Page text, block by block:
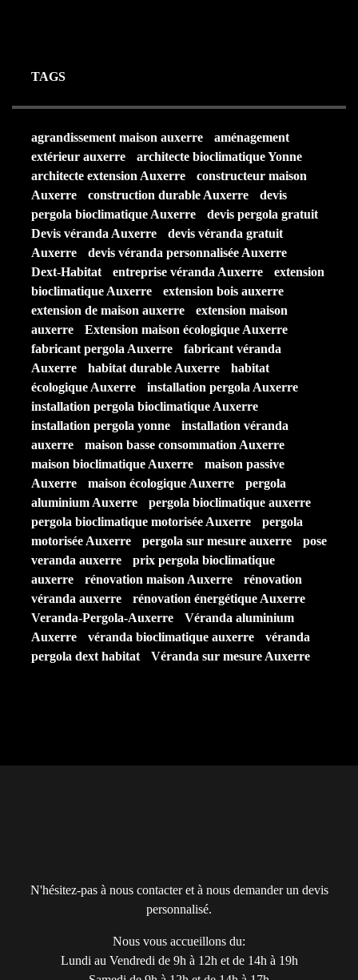
TAGS
agrandissement maison auxerre
aménagement
extérieur auxerre
architecte bioclimatique Yonne
architecte extension Auxerre
constructeur maison
Auxerre
construction durable Auxerre
devis
pergola bioclimatique Auxerre
devis pergola gratuit
Devis véranda Auxerre
devis véranda gratuit
Auxerre
devis véranda personnalisée Auxerre
Dext-Habitat
entreprise véranda Auxerre
extension
bioclimatique Auxerre
extension bois auxerre
extension de maison auxerre
extension maison
auxerre
Extension maison écologique Auxerre
fabricant pergola Auxerre
fabricant véranda
Auxerre
habitat durable Auxerre
habitat
écologique Auxerre
installation pergola Auxerre
installation pergola bioclimatique Auxerre
installation pergola yonne
installation véranda
auxerre
maison basse consommation Auxerre
maison bioclimatique Auxerre
maison passive
Auxerre
maison écologique Auxerre
pergola
aluminium Auxerre
pergola bioclimatique auxerre
pergola bioclimatique motorisée Auxerre
pergola
motorisée Auxerre
pergola sur mesure auxerre
pose
veranda auxerre
prix pergola bioclimatique
auxerre
rénovation maison Auxerre
rénovation
véranda auxerre
rénovation énergétique Auxerre
Veranda-Pergola-Auxerre
Véranda aluminium
Auxerre
véranda bioclimatique auxerre
véranda
pergola dext habitat
Véranda sur mesure Auxerre
N'hésitez-pas à nous contacter et à nous demander un devis
personnalisé.
Nous vous accueillons du:
Lundi au Vendredi de 9h à 12h et de 14h à 19h